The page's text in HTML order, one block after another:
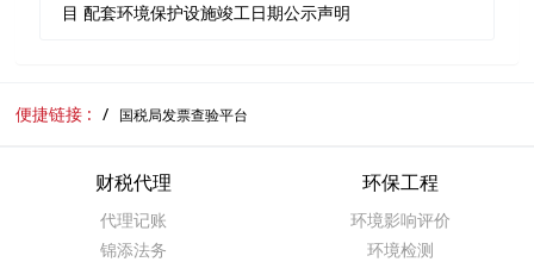
目 配套环境保护设施竣工日期公示声明
便捷链接 : 国税局发票查验平台
财税代理
代理记账
锦添法务
环保工程
环境影响评价
环境检测